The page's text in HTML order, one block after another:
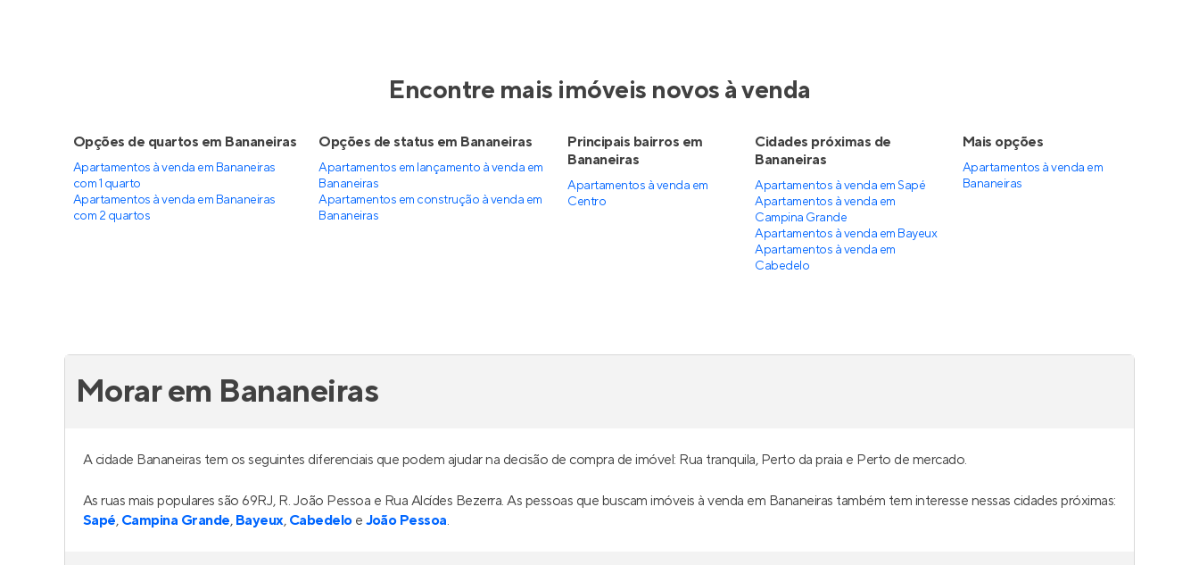
Encontre mais imóveis novos à venda
Opções de quartos em Bananeiras
Apartamentos à venda em Bananeiras
com 1 quarto
Apartamentos à venda em Bananeiras
com 2 quartos
Opções de status em Bananeiras
Apartamentos em lançamento à venda em
Bananeiras
Apartamentos em construção à venda em
Bananeiras
Principais bairros em
Bananeiras
Apartamentos à venda em
Centro
Cidades próximas de
Bananeiras
Apartamentos à venda em Sapé
Apartamentos à venda em
Campina Grande
Apartamentos à venda em Bayeux
Apartamentos à venda em
Cabedelo
Mais opções
Apartamentos à venda em
Bananeiras
Morar em Bananeiras
A cidade Bananeiras tem os seguintes diferenciais que podem ajudar na decisão de compra de imóvel: Rua tranquila, Perto da praia e Perto de mercado.
As ruas mais populares são 69RJ, R. João Pessoa e Rua Alcídes Bezerra. As pessoas que buscam imóveis à venda em Bananeiras também tem interesse nessas cidades próximas:
Sapé, Campina Grande, Bayeux, Cabedelo eJoão Pessoa.